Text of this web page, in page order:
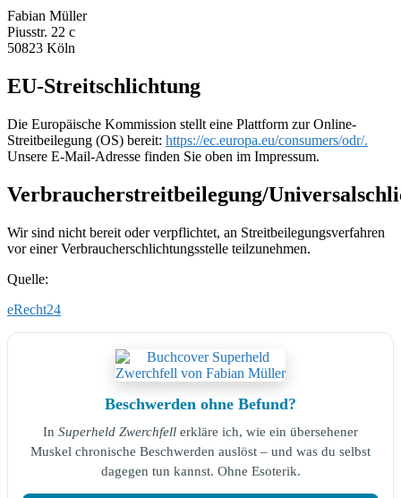
Fabian Müller
Piusstr. 22 c
50823 Köln
EU-Streitschlichtung
Die Europäische Kommission stellt eine Plattform zur Online-
Streitbeilegung (OS) bereit: https://ec.europa.eu/consumers/odr/.
Unsere E-Mail-Adresse finden Sie oben im Impressum.
Verbraucherstreitbeilegung/
Wir sind nicht bereit oder verpflichtet, an Streitbeilegungsverfahren
vor einer Verbraucherschlichtungsstelle teilzunehmen.
Quelle:
eRecht24
Beschwerden ohne Befund?
In Superheld Zwerchfell erkläre ich, wie ein übersehener
Muskel chronische Beschwerden auslöst – und was du selbst
dagegen tun kannst. Ohne Esoterik.